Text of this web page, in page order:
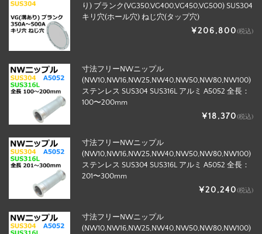
り) ブランク(VG350,VG400,VG450,VG500) SUS304
キリ穴(ホール穴) ねじ穴(タップ穴)
¥206,800(税込)
寸法フリーNWニップル
(NW10,NW16,NW25,NW40,NW50,NW80,NW100)
ステンレス SUS304 SUS316L アルミ A5052 全長：
100〜200mm
¥18,370(税込)
寸法フリーNWニップル
(NW10,NW16,NW25,NW40,NW50,NW80,NW100)
ステンレス SUS304 SUS316L アルミ A5052 全長：
201〜300mm
¥20,240(税込)
寸法フリーNWニップル
(NW10,NW16,NW25,NW40,NW50,NW80,NW100)